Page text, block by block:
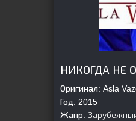
НИКОГДА НЕ
Оригинал: Asla
Год: 2015
Жанр: